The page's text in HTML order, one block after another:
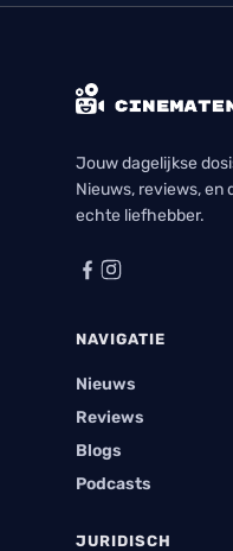
Jouw dagelijkse
Nieuws, reviews, en
echte liefhebber.
NAVIGATIE
Nieuws
Reviews
Blogs
Podcasts
JURIDISCH